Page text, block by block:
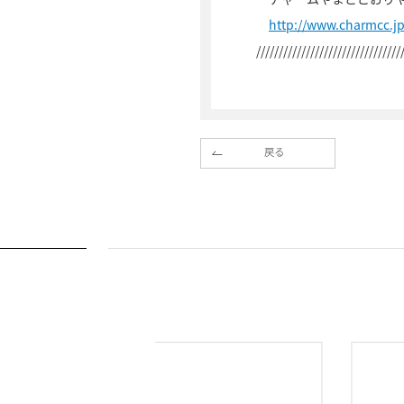
http://
戻る